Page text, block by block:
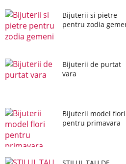
Bijuterii si pietre
pentru zodia
Bijuterii de purtat
vara
Bijuterii model flori
pentru primavara